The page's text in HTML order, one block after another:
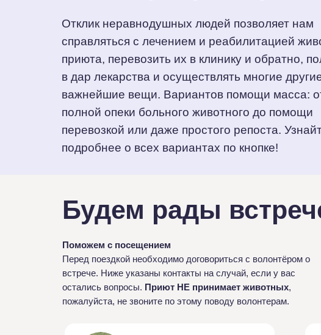
Отклик неравнодушных людей позволяет нам
справляться с лечением и реабилитацией
приюта, перевозить их в клинику и обратно,
в дар лекарства и осуществлять многие
важнейшие вещи. Вариантов помощи масса:
полной опеки больного животного до помощи
перевозкой или даже простого репоста.
подробнее о всех вариантах по кнопке!
Будем рады
Поможем с посещением
Перед поездкой необходимо договориться с волонтёром о
встрече. Ниже указаны контакты на случай, если у вас
остались вопросы. Приют НЕ принимает животных,
пожалуйста, не звоните по этому поводу волонтерам.